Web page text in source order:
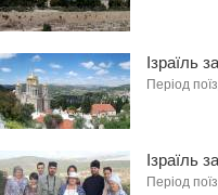
Ізраїль
Період
Ізраїль
Період